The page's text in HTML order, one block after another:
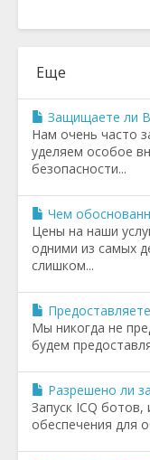
Еще
Защищаете ли
Нам очень часто
уделяем особое
безопасности...
Чем
Цены на наши
одними из самых
слишком...
Мы никогда не
будем
Разрешено ли
Запуск ICQ
обеспечения для